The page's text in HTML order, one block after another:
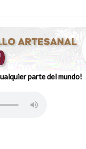
parte del mundo!